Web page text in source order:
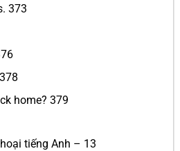
373
home? 379
tiếng Anh – 13